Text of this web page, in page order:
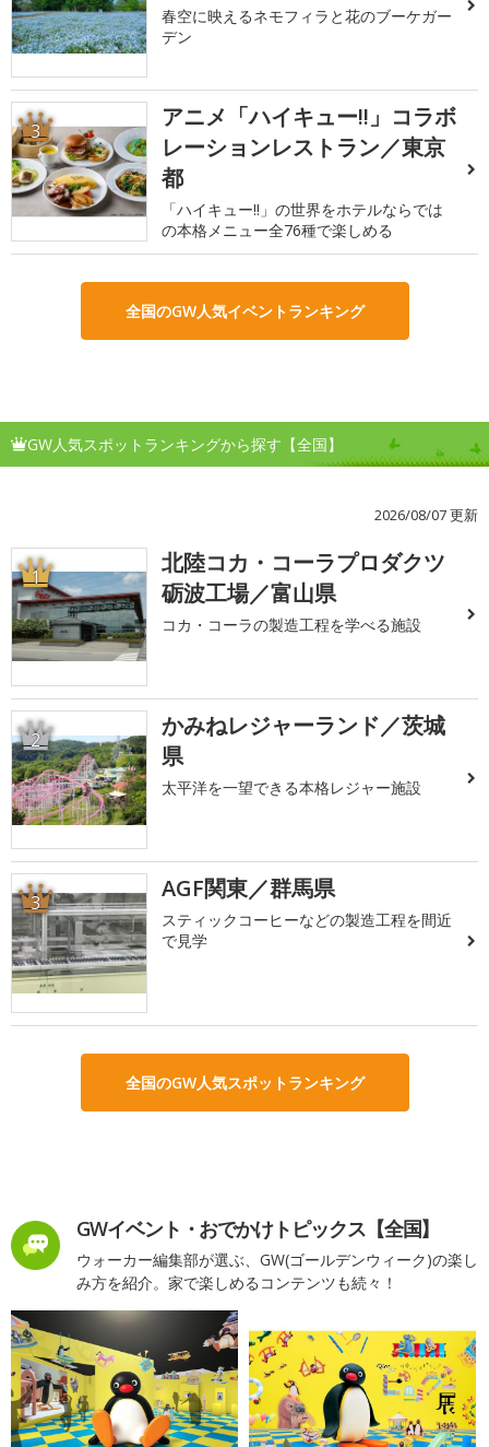
春空に映えるネモフィラと花のブーケガー
デン
3
アニメ「ハイキュー!!」コラボ
レーションレストラン／東京
都
「ハイキュー!!」の世界をホテルならでは
の本格メニュー全76種で楽しめる
全国のGW人気イベントランキング
GW人気スポットランキングから探す【全国】
2026/08/07 更新
1
北陸コカ・コーラプロダクツ
砺波工場／富山県
コカ・コーラの製造工程を学べる施設
2
かみねレジャーランド／茨城
県
太平洋を一望できる本格レジャー施設
3 AGF関東／群馬県
スティックコーヒーなどの製造工程を間近
で見学
全国のGW人気スポットランキング
GWイベント・おでかけトピックス【全国】
ウォーカー編集部が選ぶ、GW(ゴールデンウィーク)の楽し
み方を紹介。家で楽しめるコンテンツも続々！